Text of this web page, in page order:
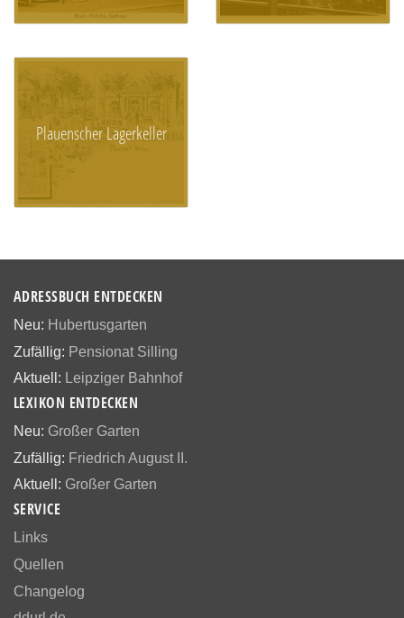
Plauenscher Lagerkeller
ADRESSBUCH ENTDECKEN
Neu: Hubertusgarten
Zufällig: Pensionat Silling
Aktuell: Leipziger Bahnhof
LEXIKON ENTDECKEN
Neu: Großer Garten
Zufällig: Friedrich August II.
Aktuell: Großer Garten
SERVICE
Links
Quellen
Changelog